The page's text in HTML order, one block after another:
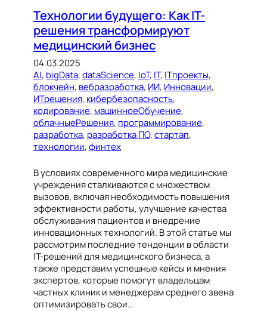
Технологии будущего: Как IT-
решения трансформируют
медицинский бизнес
04.03.2025
AI, bigData, dataScience, IoT, IT, ITпроекты
блокчейн, вебразработка, ИИ, Инновации
ИТрешения, кибербезопасность
кодирование, машинноеОбучение
облачныеРешения, программирование
разработка, разработка ПО, стартап
технологии, финтех
В условиях современного мира медицинские
учреждения сталкиваются с множеством
вызовов, включая необходимость повышения
эффективности работы, улучшение качества
обслуживания пациентов и внедрение
инновационных технологий. В этой статье мы
рассмотрим последние тенденции в области
IT-решений для медицинского бизнеса, а
также представим успешные кейсы и мнения
экспертов, которые помогут владельцам
частных клиник и менеджерам среднего звена
оптимизировать свои…